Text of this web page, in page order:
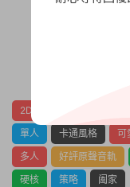
2D
單人
卡通風格 可
多人
好評原聲音軌
硬核
策略 阖家